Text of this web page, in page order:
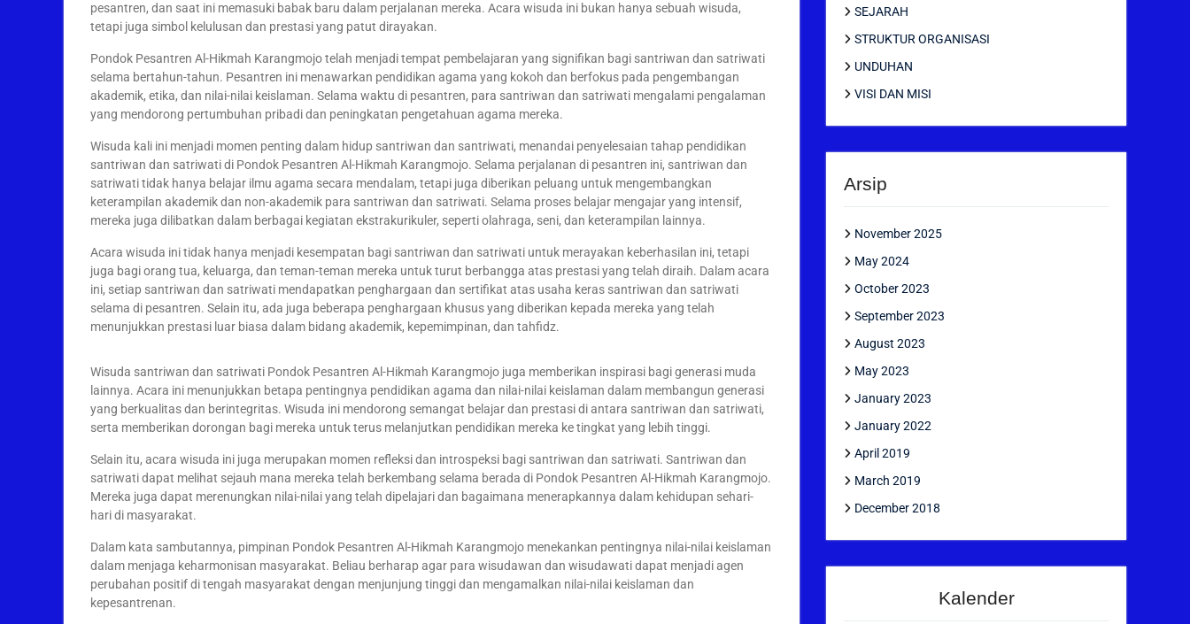
pesantren, dan saat ini memasuki babak baru dalam perjalanan mereka. Acara wisuda ini bukan hanya sebuah wisuda,
tetapi juga simbol kelulusan dan prestasi yang patut dirayakan.
Pondok Pesantren Al-Hikmah Karangmojo telah menjadi tempat pembelajaran yang signifikan bagi santriwan dan satriwati
selama bertahun-tahun. Pesantren ini menawarkan pendidikan agama yang kokoh dan berfokus pada pengembangan
akademik, etika, dan nilai-nilai keislaman. Selama waktu di pesantren, para santriwan dan satriwati mengalami pengalaman
yang mendorong pertumbuhan pribadi dan peningkatan pengetahuan agama mereka.
Wisuda kali ini menjadi momen penting dalam hidup santriwan dan santriwati, menandai penyelesaian tahap pendidikan
santriwan dan satriwati di Pondok Pesantren Al-Hikmah Karangmojo. Selama perjalanan di pesantren ini, santriwan dan
satriwati tidak hanya belajar ilmu agama secara mendalam, tetapi juga diberikan peluang untuk mengembangkan
keterampilan akademik dan non-akademik para santriwan dan satriwati. Selama proses belajar mengajar yang intensif,
mereka juga dilibatkan dalam berbagai kegiatan ekstrakurikuler, seperti olahraga, seni, dan keterampilan lainnya.
Acara wisuda ini tidak hanya menjadi kesempatan bagi santriwan dan satriwati untuk merayakan keberhasilan ini, tetapi
juga bagi orang tua, keluarga, dan teman-teman mereka untuk turut berbangga atas prestasi yang telah diraih. Dalam acara
ini, setiap santriwan dan satriwati mendapatkan penghargaan dan sertifikat atas usaha keras santriwan dan satriwati
selama di pesantren. Selain itu, ada juga beberapa penghargaan khusus yang diberikan kepada mereka yang telah
menunjukkan prestasi luar biasa dalam bidang akademik, kepemimpinan, dan tahfidz.
Wisuda santriwan dan satriwati Pondok Pesantren Al-Hikmah Karangmojo juga memberikan inspirasi bagi generasi muda
lainnya. Acara ini menunjukkan betapa pentingnya pendidikan agama dan nilai-nilai keislaman dalam membangun generasi
yang berkualitas dan berintegritas. Wisuda ini mendorong semangat belajar dan prestasi di antara santriwan dan satriwati,
serta memberikan dorongan bagi mereka untuk terus melanjutkan pendidikan mereka ke tingkat yang lebih tinggi.
Selain itu, acara wisuda ini juga merupakan momen refleksi dan introspeksi bagi santriwan dan satriwati. Santriwan dan
satriwati dapat melihat sejauh mana mereka telah berkembang selama berada di Pondok Pesantren Al-Hikmah Karangmojo.
Mereka juga dapat merenungkan nilai-nilai yang telah dipelajari dan bagaimana menerapkannya dalam kehidupan sehari-
hari di masyarakat.
Dalam kata sambutannya, pimpinan Pondok Pesantren Al-Hikmah Karangmojo menekankan pentingnya nilai-nilai keislaman
dalam menjaga keharmonisan masyarakat. Beliau berharap agar para wisudawan dan wisudawati dapat menjadi agen
perubahan positif di tengah masyarakat dengan menjunjung tinggi dan mengamalkan nilai-nilai keislaman dan
kepesantrenan.
SEJARAH
STRUKTUR ORGANISASI
UNDUHAN
VISI DAN MISI
Arsip
November 2025
May 2024
October 2023
September 2023
August 2023
May 2023
January 2023
January 2022
April 2019
March 2019
December 2018
Kalender